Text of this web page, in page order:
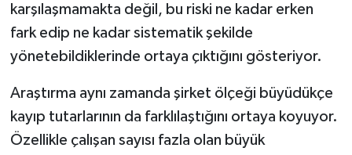
karşılaşmamakta değil, bu riski ne kadar erken
fark edip ne kadar sistematik şekilde
yönetebildiklerinde ortaya çıktığını gösteriyor.
Araştırma aynı zamanda şirket ölçeği büyüdükçe
kayıp tutarlarının da farklılaştığını ortaya koyuyor.
Özellikle çalışan sayısı fazla olan büyük